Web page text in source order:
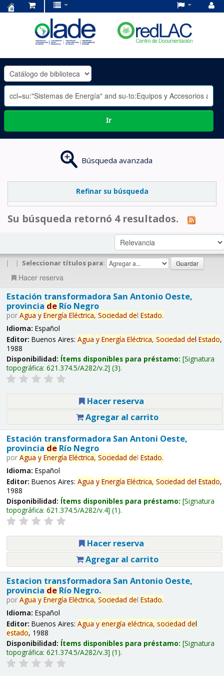
OLADE
-
Ir
Búsqueda avanzada
Refinar su búsqueda
Su búsqueda retornó 4 resultados.
| | Seleccionar títulos para:
Hacer reserva
Estación transformadora San Antonio Oeste,
provincia deRío Negro
por Agua y Energía Eléctrica, Sociedad del Estado.
Idioma: Español
Editor: Buenos Aires: Agua y Energía Eléctrica, Sociedad del Estado,
1988
Disponibilidad: Ítems disponibles para préstamo: Signatura
topográfica: 621.374.5/A282/v.2 (3).
Hacer reserva
Agregar al carrito
Estación transformadora San Antoni Oeste,
provincia deRío Negro
por Agua y Energía Eléctrica, Sociedad del Estado.
Idioma: Español
Editor: Buenos Aires: Agua y Energía Eléctrica, Sociedad del Estado,
1988
Disponibilidad: Ítems disponibles para préstamo: Signatura
topográfica: 621.374.5/A282/v.4 (1).
Hacer reserva
Agregar al carrito
Estacion transformadora San Antonio Oeste,
provincia deRío Negro.
por Agua y Energía Eléctrica, Sociedad del Estado.
Idioma: Español
Editor: Buenos Aires: Agua y energía eléctrica, sociedad del
estado, 1988
Disponibilidad: Ítems disponibles para préstamo: Signatura
topográfica: 621.374.5/A282/v.3 (1).